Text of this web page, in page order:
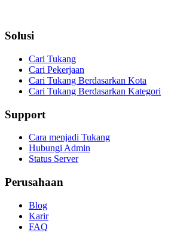
Solusi
Cari Tukang
Cari Pekerjaan
Cari Tukang Berdasarkan Kota
Cari Tukang Berdasarkan Kategori
Support
Cara menjadi Tukang
Hubungi Admin
Status Server
Perusahaan
Blog
Karir
FAQ